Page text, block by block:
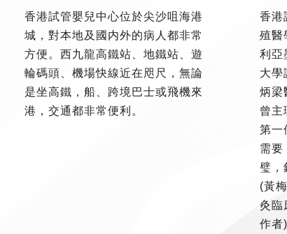
香港試管嬰兒中心位於尖沙咀海港
城，對本地及國内外的病人都非常
方便。西九龍高鐵站、地鐵站、遊
輪碼頭、機場快線近在咫尺，無論
是坐高鐵，船、跨境巴士或飛機來
港，交通都非常便利。
香港
殖醫
利亞
大學
炳梁
曾主
第一
需要
璧，
(黃
灸臨
作者)